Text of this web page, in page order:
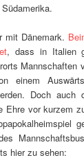
mit Dänemark.
, dass in Italien
Mannschaften
einem
Doch
Ehre vor kurzem
hier zu sehen: